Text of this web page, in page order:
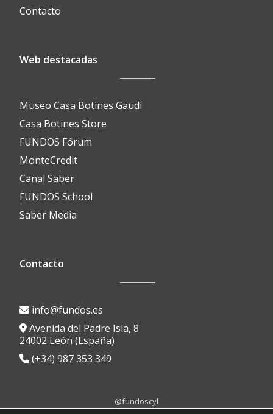
Contacto
Web destacadas
Museo Casa Botines Gaudí
Casa Botines Store
FUNDOS Fórum
MonteCredit
Canal Saber
FUNDOS School
Saber Media
Contacto
info@fundos.es
Avenida del Padre Isla, 8
24002 León (España)
(+34) 987 353 349
@fundoscyl